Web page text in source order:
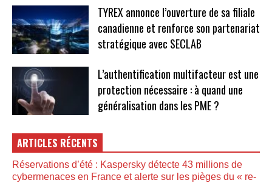
TYREX annonce l’ouverture de sa filiale
canadienne et renforce son partenariat
stratégique avec SECLAB
L’authentification multifacteur est une
protection nécessaire : à quand une
généralisation dans les PME ?
ARTICLES RÉCENTS
Réservations d’été : Kaspersky détecte 43 millions de
cybermenaces en France et alerte sur les pièges du « re-